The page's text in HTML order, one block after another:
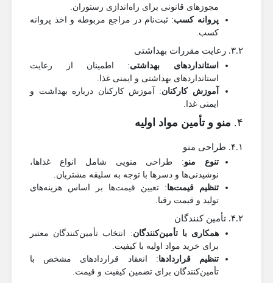
مجوزهای قانونی برای راه‌اندازی رستوران.
پروانه کسب: ثبت‌نام در مراجع مربوطه و اخذ پروانه
کسب.
۳.۲. رعایت مقررات بهداشتی
استانداردهای بهداشتی: اطمینان از رعایت
استانداردهای بهداشتی و ایمنی غذا.
آموزش کارکنان: آموزش کارکنان درباره بهداشت و
ایمنی غذا.
۴. منو و تأمین مواد اولیه
۴.۱. طراحی منو
تنوع منو: طراحی منویی شامل انواع غذاها،
نوشیدنی‌ها و دسرها با توجه به سلیقه مشتریان.
تنظیم قیمت‌ها: تعیین قیمت‌ها بر اساس هزینه‌های
تولید و قیمت رقبا.
۴.۲. تأمین کنندگان
همکاری با تأمین‌کنندگان: انتخاب تأمین‌کنندگان معتبر
برای خرید مواد اولیه با کیفیت.
تنظیم قراردادها: انعقاد قراردادهای مشخص با
تأمین‌کنندگان برای تضمین کیفیت و قیمت.